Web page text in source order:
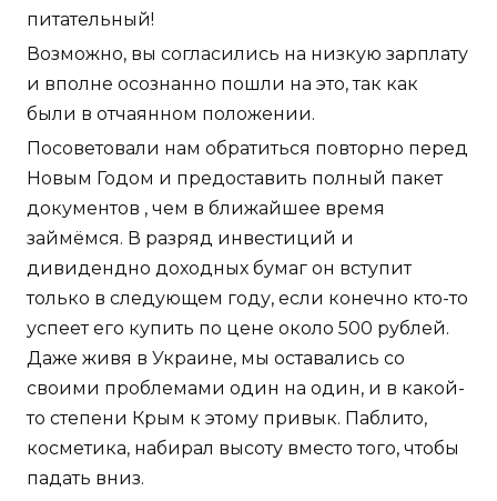
питательный!
Возможно, вы согласились на низкую зарплату
и вполне осознанно пошли на это, так как
были в отчаянном положении.
Посоветовали нам обратиться повторно перед
Новым Годом и предоставить полный пакет
документов , чем в ближайшее время
займёмся. В разряд инвестиций и
дивидендно доходных бумаг он вступит
только в следующем году, если конечно кто-то
успеет его купить по цене около 500 рублей.
Даже живя в Украине, мы оставались со
своими проблемами один на один, и в какой-
то степени Крым к этому привык. Паблито,
косметика, набирал высоту вместо того, чтобы
падать вниз.